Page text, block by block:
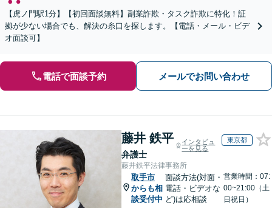
【虎ノ門駅1分】【初回面談無料】副業詐欺・タスク詐欺に特化！証
拠が少ない場合でも、解決の糸口を探します。【電話・メール・ビデ
オ面談可】
電話で面談予約 メールでお問い合わせ
藤井 鉄平
弁護士
インタビュ
ーを見る
東京都
藤井鉄平法律事務所
取手市
からも相
談受付中
面談方法(対面・
電話・ビデオな
ど)は応相談
営業時間：07:
00~21:00（土
日祝日）